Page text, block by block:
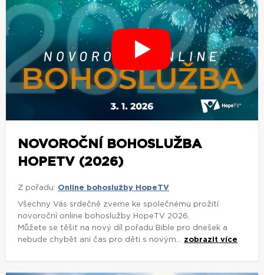
NOVOROČNÍ BOHOSLUŽBA
HOPETV (2026)
Z pořadu: Online bohoslužby HopeTV
Všechny Vás srdečně zveme ke společnému prožití
novoroční online bohoslužby HopeTV 2026.
Můžete se těšit na nový díl pořadu Bible pro dnešek a
nebude chybět ani čas pro děti s novým... zobrazit více